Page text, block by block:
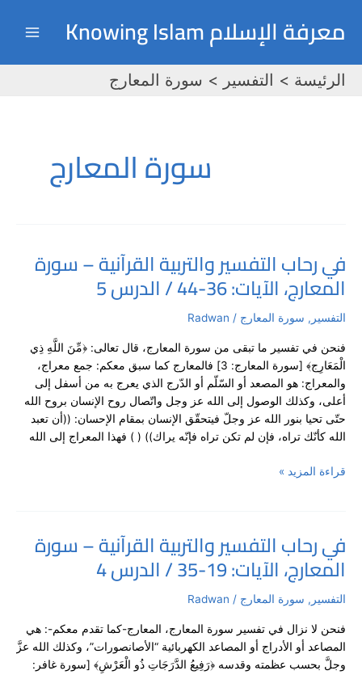
المحتوىمعرفة الإسلام Knowing Islam
الرئيسة التفسير سورة المعارج
سورة المعارج
في رحاب التفسير والتربية القرآنية – سورة
المعارج، الآيات: 36-44 / الدرس 5
التفسير , سورة المعارج /
Radwan
فنحن في تفسير ما تبقى من سورة المعارج، قال تعالى: ﴿مِّنَ اللَّهِ ذِي
الْمَعَارِج﴾ [سورة المعارج: 3] فالمعارج كما سبق معكم: جمع معراج،
والمعراج: هو المصعد أو السّلّم أو الدّرج الذي يعرج به من أسفل إلى
أعلى، وكذلك الوصول إلى الله عز وجل واتّصال روح الإنسان بروح الله
حتّى تحيا بنور الله عز وجلّ فيتحقّق الإنسان بمقام الإحسان: ((أن تعبد
الله كأنّك تراه، فإن لم تكن تراه فإنّه يراك)) ( ) فهذا المعراج إلى الله
في
رحاب
التفسير
والتربية
–
سورة
المعارج،
الآيات:
36-
44
الدرس
قراءة المزيد »
في رحاب التفسير والتربية القرآنية – سورة
المعارج، الآيات: 19-35 / الدرس 4
التفسير , سورة المعارج /
Radwan
فنحن لا نزال في تفسير سورة المعارج، المعارج-كما تقدم معكم-: هي
المصاعد أو الأدراج أو المصاعد الكهربائية “الأصانصورات”، وكذلك الله عزَّ
وجلَّ بحسب عظمته وقدسه ﴿رَفِيعُ الدَّرَجَاتِ ذُو الْعَرْشِ﴾ [سورة غافر:
في
رحاب
التفسير
والتربية
–
سورة
المعارج،